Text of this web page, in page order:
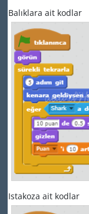
Balıklara ait kodlar
Istakoza ait kodlar